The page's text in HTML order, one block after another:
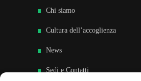
Chi siamo
Cultura dell’accoglienza
News
Sedi e Contatti